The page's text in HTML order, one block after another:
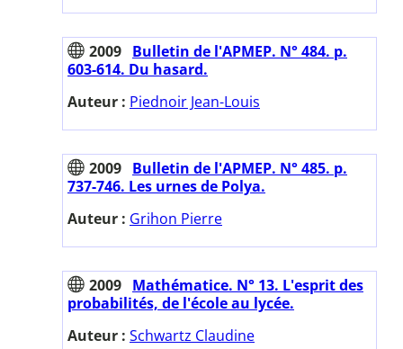
2009 Bulletin de l'APMEP. N° 484. p.
603-614. Du hasard.
Auteur : Piednoir Jean-Louis
2009 Bulletin de l'APMEP. N° 485. p.
737-746. Les urnes de Polya.
Auteur : Grihon Pierre
2009 Mathématice. N° 13. L'esprit des
probabilités, de l'école au lycée.
Auteur : Schwartz Claudine